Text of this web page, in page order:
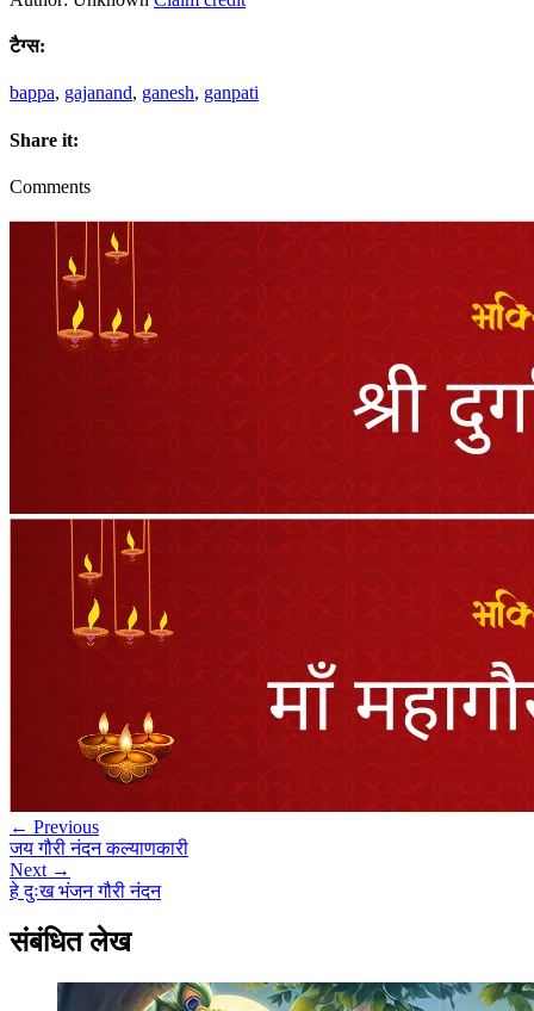
टैग्स:
bappa, gajanand, ganesh, ganpati
Share it:
Comments
← Previous
जय गौरी नंदन कल्याणकारी
Next →
हे दुःख भंजन गौरी नंदन
संबंधित लेख